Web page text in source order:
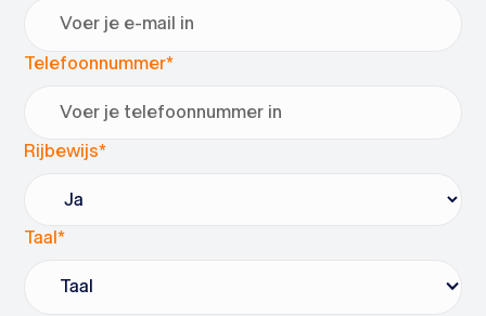
Telefoonnummer*
Rijbewijs*
Taal*
Taal